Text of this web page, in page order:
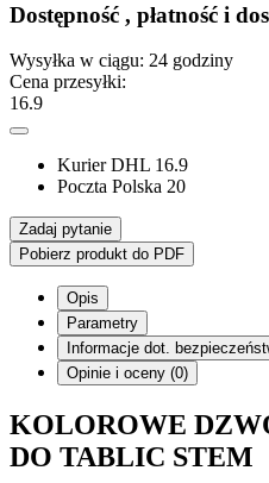
Dostępność , płatność i
Wysyłka w ciągu: 24 godziny
Cena przesyłki:
16.9
Kurier DHL 16.9
Poczta Polska 20
Zadaj pytanie
Pobierz produkt do PDF
Opis
Parametry
Informacje dot.
Opinie i oceny (0)
KOLOROWE
DO TABLIC STEM